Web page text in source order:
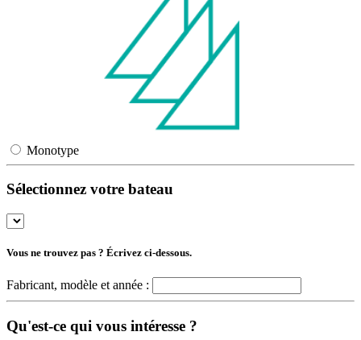
Monotype
Sélectionnez votre bateau
Vous ne trouvez pas ? Écrivez ci-dessous.
Fabricant, modèle et année :
Qu'est-ce qui vous intéresse ?